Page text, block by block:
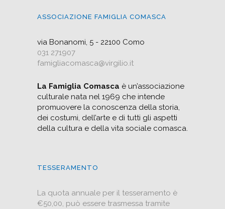
ASSOCIAZIONE FAMIGLIA COMASCA
via Bonanomi, 5 - 22100 Como
031 271907
famigliacomasca@virgilio.it
La Famiglia Comasca è un’associazione
culturale nata nel 1969 che intende
promuovere la conoscenza della storia,
dei costumi, dell’arte e di tutti gli aspetti
della cultura e della vita sociale comasca.
TESSERAMENTO
La quota annuale per il tesseramento è
€50,00, può essere trasmessa tramite